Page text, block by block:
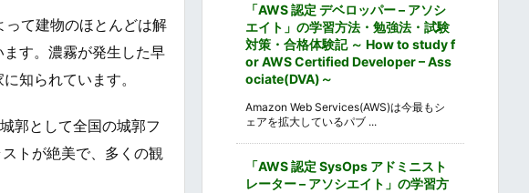
て建物のほとんどは解
す。濃霧が発生した早
知られています。
郭として全国の城郭フ
トが絶美で、多くの観
「AWS 認定 デベロッパー – アソシ
エイト」の学習方法・勉強法・試験
対策・合格体験記 ～ How to study f
or AWS Certified Developer – Ass
ociate(DVA)～
Amazon Web Services(AWS)は今最もシ
ェアを拡大しているパブ ...
「AWS 認定 SysOps アドミニスト
レーター – アソシエイト」の学習方